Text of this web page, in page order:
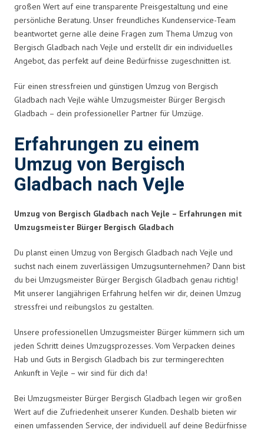
großen Wert auf eine transparente Preisgestaltung und eine
persönliche Beratung. Unser freundliches Kundenservice-Team
beantwortet gerne alle deine Fragen zum Thema Umzug von
Bergisch Gladbach nach Vejle und erstellt dir ein individuelles
Angebot, das perfekt auf deine Bedürfnisse zugeschnitten ist.
Für einen stressfreien und günstigen Umzug von Bergisch
Gladbach nach Vejle wähle Umzugsmeister Bürger Bergisch
Gladbach – dein professioneller Partner für Umzüge.
Erfahrungen zu einem
Umzug von Bergisch
Gladbach nach Vejle
Umzug von Bergisch Gladbach nach Vejle – Erfahrungen mit
Umzugsmeister Bürger Bergisch Gladbach
Du planst einen Umzug von Bergisch Gladbach nach Vejle und
suchst nach einem zuverlässigen Umzugsunternehmen? Dann bist
du bei Umzugsmeister Bürger Bergisch Gladbach genau richtig!
Mit unserer langjährigen Erfahrung helfen wir dir, deinen Umzug
stressfrei und reibungslos zu gestalten.
Unsere professionellen Umzugsmeister Bürger kümmern sich um
jeden Schritt deines Umzugsprozesses. Vom Verpacken deines
Hab und Guts in Bergisch Gladbach bis zur termingerechten
Ankunft in Vejle – wir sind für dich da!
Bei Umzugsmeister Bürger Bergisch Gladbach legen wir großen
Wert auf die Zufriedenheit unserer Kunden. Deshalb bieten wir
einen umfassenden Service, der individuell auf deine Bedürfnisse